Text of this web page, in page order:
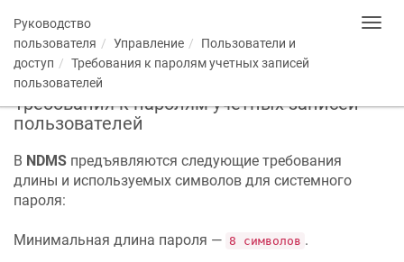
Руководство
пользователя
Управление
Пользователи и
доступ
Требования к паролям учетных записей
пользователей
Требования к паролям учетных записей
пользователей
В NDMS предъявляются следующие требования
длины и используемых символов для системного
пароля:
Минимальная длина пароля — 8 символов .